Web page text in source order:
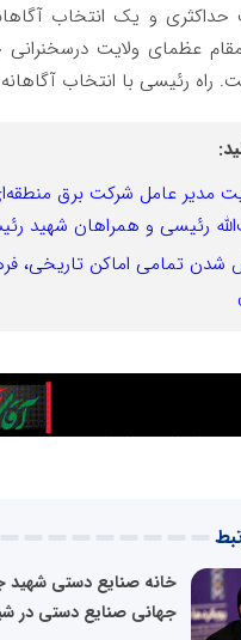
حداکثری و یک انتخاب
عظمای ولایت درسخنرانی
راه رئیسی با انتخاب
مدیر عامل شرکت برق
رئیسی و همراهان شهید
شدن تمامی اماکن تاریخی،
خانه صنایع دستی شهید
جهانی صنایع دستی در